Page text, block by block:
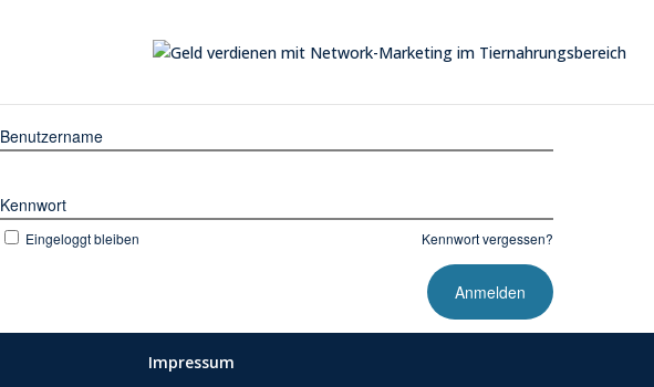
Benutzername
Kennwort
Eingeloggt bleiben Kennwort vergessen?
Impressum